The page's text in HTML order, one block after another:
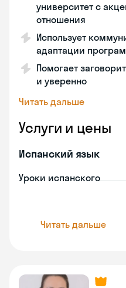
университет с
отношения
Использует
адаптации
Помогает
и уверенно
Читать дальше
Услуги и цены
Испанский язык
Уроки испанского
Читать дальше